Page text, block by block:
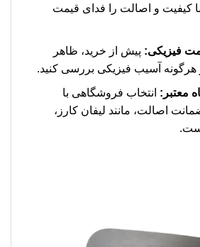
کیفیت و اصالت را فدای قیمت
فیزیکی: پیش از خرید، ظاهر
هرگونه آسیب فیزیکی بررسی کنید.
معتبر: انتخاب فروشگاهی با
اصالت، مانند لیفان کارز،